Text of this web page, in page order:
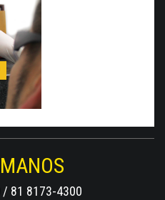
81 8173-4300